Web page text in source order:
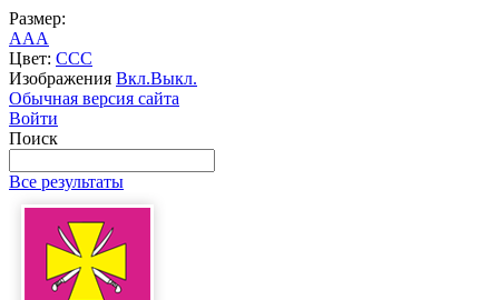
Размер:
AAA
Цвет: CCC
Изображения Вкл.Выкл.
Обычная версия сайта
Войти
Поиск
Все результаты